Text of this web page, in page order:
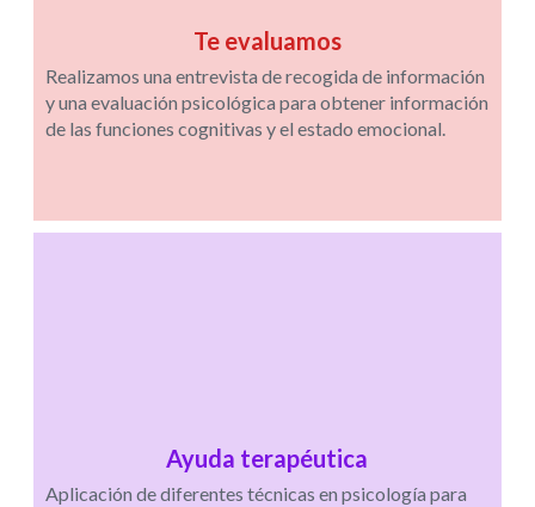
Te evaluamos
Realizamos una entrevista de recogida de información
y una evaluación psicológica para obtener información
de las funciones cognitivas y el estado emocional.
Ayuda terapéutica
Aplicación de diferentes técnicas en psicología para